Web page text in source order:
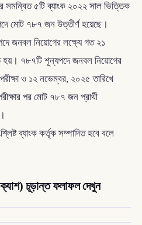
সমন্বিত ৫টি ব্যাংক ২০২২ সাল ভিত্তিক
মোট ৭৮৭ জন উত্তীর্ণ হয়েছে।
জনবল নিয়োগের লক্ষ্যে গত ২১
হয়। ৭৮৭টি শূন্যপদে জনবল নিয়োগের
ও ১২ নভেম্বর, ২০২৫ তারিখে
পর মোট ৭৮৭ জন প্রার্থী
ব্যাংক কর্তৃক সম্পাদিত হবে বলে
চূড়ান্ত ফলাফল দেখুন